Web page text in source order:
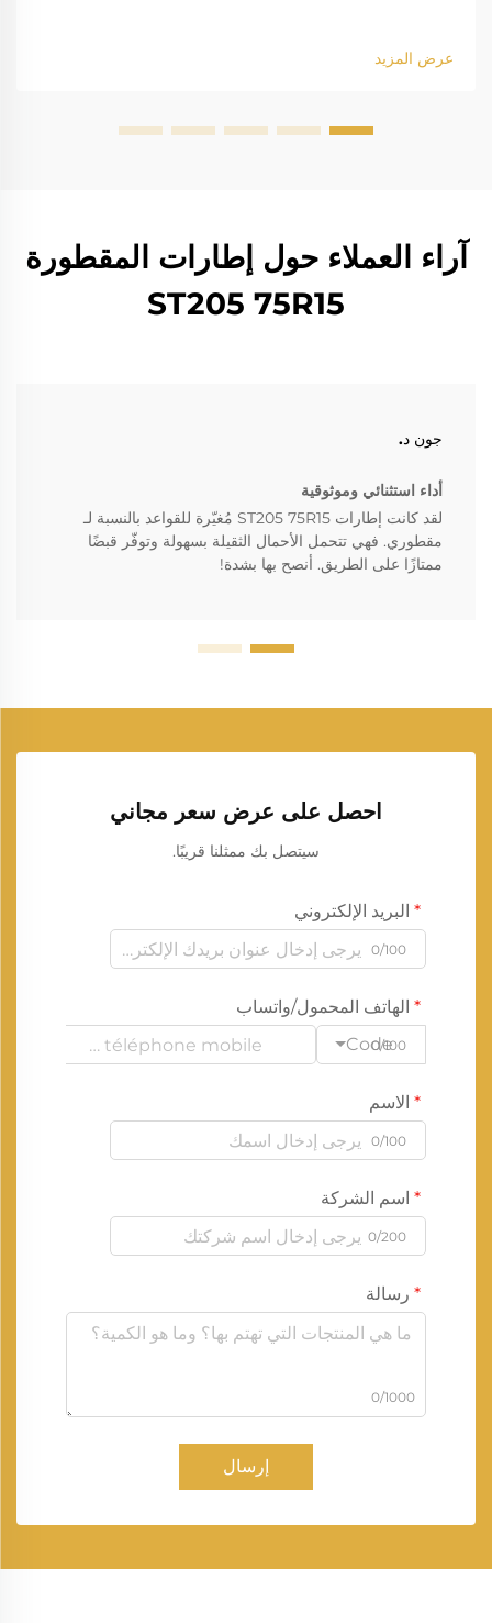
عرض المزيد
آراء العملاء حول إطارات المقطورة
ST205 75R15
جون د.
أداء استثنائي وموثوقية
لقد كانت إطارات ST205 75R15 مُغيّرة للقواعد بالنسبة لـ
مقطوري. فهي تتحمل الأحمال الثقيلة بسهولة وتوفّر قبضًا
ممتازًا على الطريق. أنصح بها بشدة!
احصل على عرض سعر مجاني
سيتصل بك ممثلنا قريبًا.
البريد الإلكتروني
0/100
الهاتف المحمول/واتساب
Code
0/100
الاسم
0/100
اسم الشركة
0/200
رسالة
0/1000
إرسال